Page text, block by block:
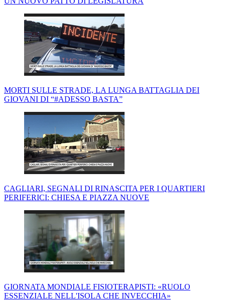
MORTI SULLE STRADE, LA LUNGA BATTAGLIA DEI
GIOVANI DI “#ADESSO BASTA”
CAGLIARI, SEGNALI DI RINASCITA PER I QUARTIERI
PERIFERICI: CHIESA E PIAZZA NUOVE
GIORNATA MONDIALE FISIOTERAPISTI: «RUOLO
ESSENZIALE NELL'ISOLA CHE INVECCHIA»